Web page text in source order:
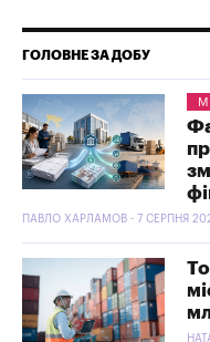
ГОЛОВНЕ ЗА ДОБУ
ПАВЛО ХАРЛАМОВ - 7 СЕРПНЯ